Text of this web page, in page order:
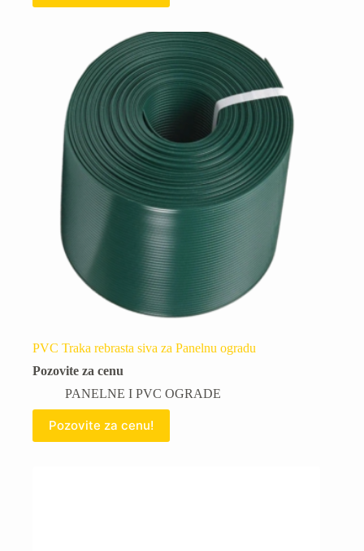
PVC Traka rebrasta siva za Panelnu ogradu
Pozovite za cenu
PANELNE I PVC OGRADE
Pozovite za cenu!